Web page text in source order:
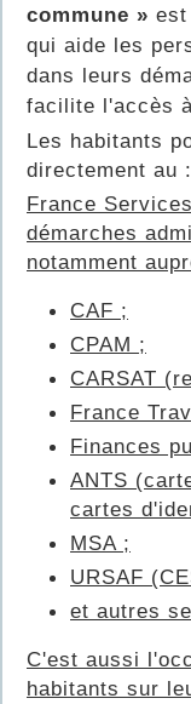
commune »
qui aide les
dans leurs
facilite l'accès
Les habitants
directement au
France
démarches
notamment
CAF ;
CPAM ;
CARSAT
France
Finances
ANTS
cartes
MSA ;
URSAF
et autres
C'est aussi
habitants sur